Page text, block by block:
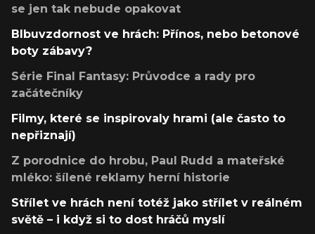
se jen tak nebude opakovat
Blbuvzdornost ve hrách: Přínos, nebo betonové
boty zábavy?
Série Final Fantasy: Průvodce a rady pro
začátečníky
Filmy, které se inspirovaly hrami (ale často to
nepřiznají)
Z porodnice do hrobu, Paul Rudd a mateřské
mléko: šílené reklamy herní historie
Střílet ve hrách není totéž jako střílet v reálném
světě – i když si to dost hráčů myslí